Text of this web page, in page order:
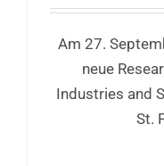
Am 27.
neue
Industries and
St.